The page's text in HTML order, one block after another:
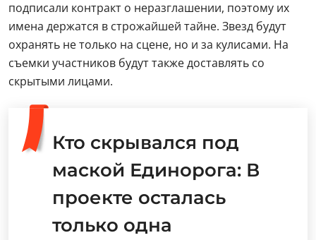
подписали контракт о неразглашении, поэтому их
имена держатся в строжайшей тайне. Звезд будут
охранять не только на сцене, но и за кулисами. На
съемки участников будут также доставлять со
скрытыми лицами.
Кто скрывался под
маской Единорога: В
проекте осталась
только одна